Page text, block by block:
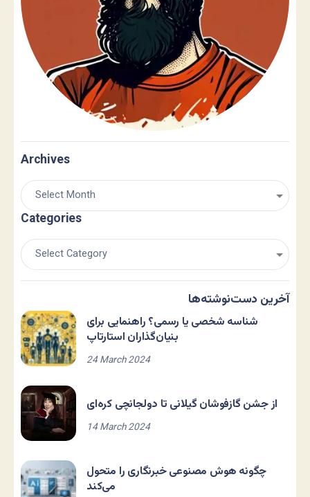
Archives
Categories
آخرین دست‌نوشته‌ها
شناسه شخصی یا رسمی؟ راهنمایی برای
بنیان‌گذاران استارتاپ
24 March 2024
از جشن گازفوشان گیلانی تا دولجانچی کره‌ای
14 March 2024
چگونه هوش مصنوعی خبرنگاری را متحول
می‌کند